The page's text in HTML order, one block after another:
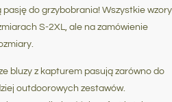
do grzybobrania! Wszystkie wzory
S-2XL, ale na zamówienie
bluzy z kapturem pasują zarówno do
outdoorowych zestawów.